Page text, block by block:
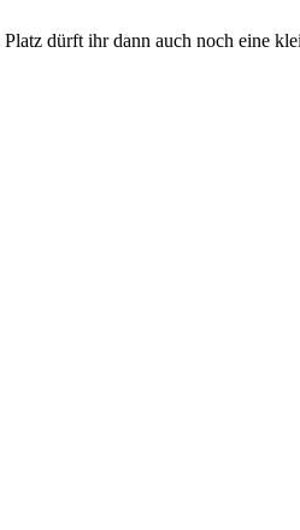
dürft ihr dann auch noch eine